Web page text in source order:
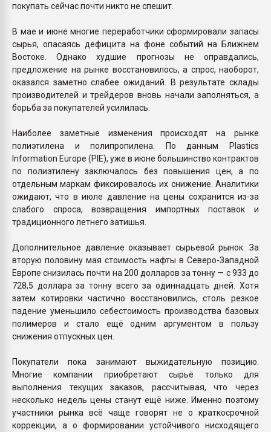
покупать сейчас почти никто не спешит.
В мае и июне многие переработчики сформировали запасы
сырья, опасаясь дефицита на фоне событий на Ближнем
Востоке. Однако худшие прогнозы не оправдались,
предложение на рынке восстановилось, а спрос, наоборот,
оказался заметно слабее ожиданий. В результате склады
производителей и трейдеров вновь начали заполняться, а
борьба за покупателей усилилась.
Наиболее заметные изменения происходят на рынке
полиэтилена и полипропилена. По данным Plastics
Information Europe (PIE), уже в июне большинство контрактов
по полиэтилену заключалось без повышения цен, а по
отдельным маркам фиксировалось их снижение. Аналитики
ожидают, что в июле давление на цены сохранится из-за
слабого спроса, возвращения импортных поставок и
традиционного летнего затишья.
Дополнительное давление оказывает сырьевой рынок. За
вторую половину мая стоимость нафты в Северо-Западной
Европе снизилась почти на 200 долларов за тонну — с 933 до
728,5 доллара за тонну всего за одиннадцать дней. Хотя
затем котировки частично восстановились, столь резкое
падение уменьшило себестоимость производства базовых
полимеров и стало ещё одним аргументом в пользу
снижения отпускных цен.
Покупатели пока занимают выжидательную позицию.
Многие компании приобретают сырьё только для
выполнения текущих заказов, рассчитывая, что через
несколько недель цены станут ещё ниже. Именно поэтому
участники рынка всё чаще говорят не о краткосрочной
коррекции, а о формировании устойчивого нисходящего